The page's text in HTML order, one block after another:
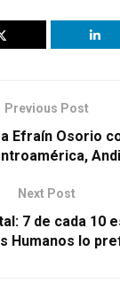
Previous Post
Efraín Osorio
Next Post
7 de cada 10
Humanos lo